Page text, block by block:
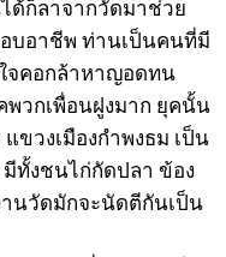
ด้ก็ลาจากวัดมาช่วย
บอาชีพ ท่านเป็นคนที่มี
จคอกล้าหาญอดทน
พวกเพื่อนฝูงมาก ยุคนั้น
ขวงเมืองกำพงธม เป็น
ทั้งชนไก่กัดปลา ข้อง
านวัดมักจะนัดตีกันเป็น